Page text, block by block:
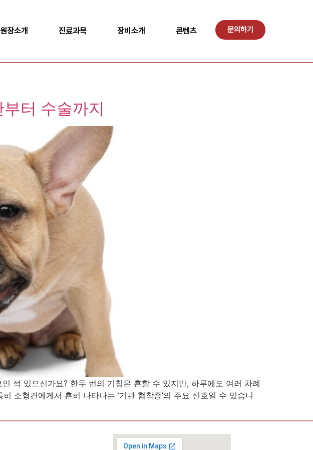
원장소개 진료과목 장비소개 콘텐츠 문의하기
터 수술까지
인 적 있으신가요? 한두 번의 기침은 흔할 수 있지만, 하루에도 여러 차례
소형견에게서 흔히 나타나는 ‘기관 협착증’의 주요 신호일 수 있습니